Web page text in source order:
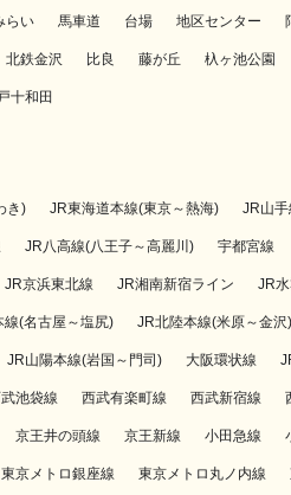
らい 馬車道 台場 地区センター
北鉄金沢 比良 藤が丘 杁ヶ池公園
十和田
き) JR東海道本線(東京～熱海) JR山手
JR八高線(八王子～高麗川) 宇都宮線
JR京浜東北線 JR湘南新宿ライン JR
線(名古屋～塩尻) JR北陸本線(米原～金沢)
JR山陽本線(岩国～門司) 大阪環状線
池袋線 西武有楽町線 西武新宿線
京王井の頭線 京王新線 小田急線
東京メトロ銀座線 東京メトロ丸ノ内線